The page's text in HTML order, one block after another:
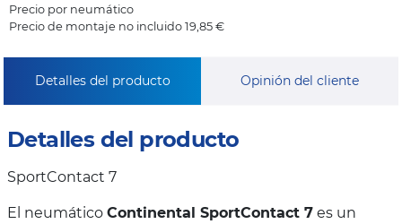
Precio por neumático
Precio de montaje no incluido 19,85 €
Detalles del producto Opinión del cliente
Detalles del producto
SportContact 7
El neumático Continental SportContact 7 es un